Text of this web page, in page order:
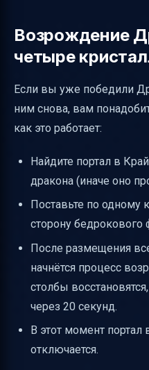
Возрождение
четыре
Если вы уже победили
ним снова, вам
как это работает:
Найдите портал в
дракона (иначе оно
Поставьте по одному
сторону бедрокового
После размещения
начнётся процесс
столбы
через 20 секунд.
В этот момент
отключается.